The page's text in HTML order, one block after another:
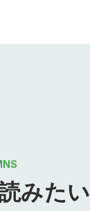
みたい